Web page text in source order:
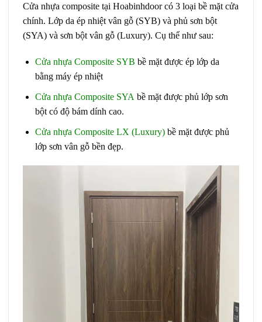
Cửa nhựa composite tại Hoabinhdoor có 3 loại bề mặt cửa
chính. Lớp da ép nhiệt vân gỗ (SYB) và phủ sơn bột
(SYA) và sơn bột vân gỗ (Luxury). Cụ thể như sau:
Cửa nhựa Composite SYB bề mặt được ép lớp da
bằng máy ép nhiệt
Cửa nhựa Composite SYA bề mặt được phủ lớp sơn
bột có độ bám dính cao.
Cửa nhựa Composite LX (Luxury)bề mặt được phủ
lớp sơn vân gỗ bền đẹp.